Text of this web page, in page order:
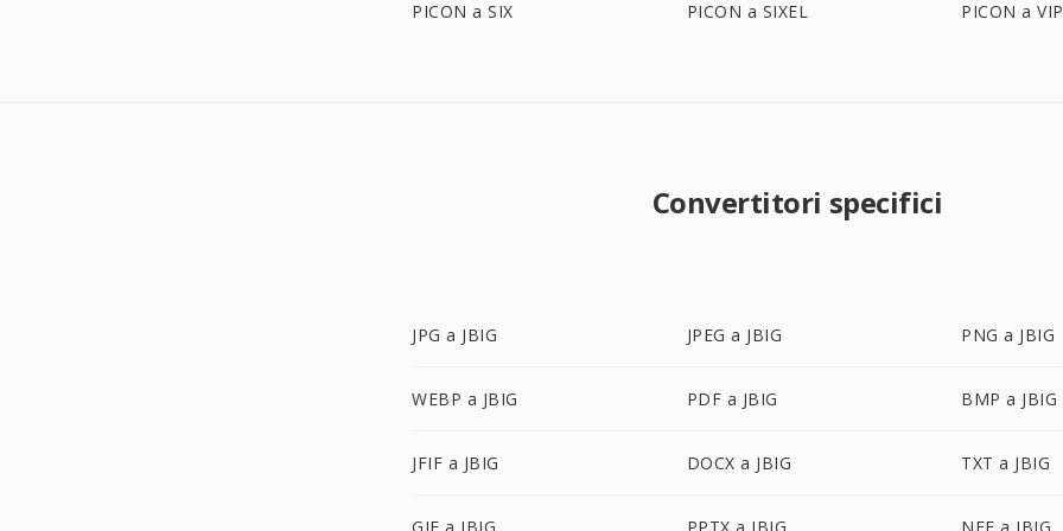
PICON a SIX PICON a SIXEL PICON a
Convertitori specifici
JPG a JBIG JPEG a JBIG PNG a JBIG
WEBP a JBIG PDF a JBIG BMP a JBIG
JFIF a JBIG DOCX a JBIG TXT a JBIG